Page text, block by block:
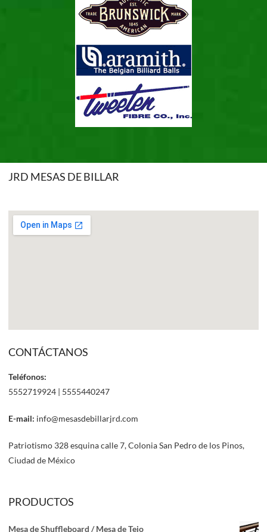
JRD MESAS DE BILLAR
CONTÁCTANOS
Teléfonos:
5552719924 | 5555440247
E-mail: info@mesasdebillarjrd.com
Patriotismo 328 esquina calle 7, Colonia San Pedro de los Pinos,
Ciudad de México
PRODUCTOS
Mesa de Shuffleboard / Mesa de Tejo